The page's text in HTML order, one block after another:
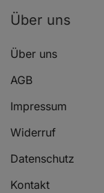
Über uns
Über uns
AGB
Impressum
Widerruf
Datenschutz
Kontakt